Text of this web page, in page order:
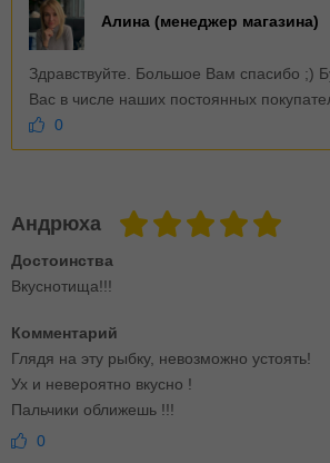
Алина (менеджер магазина)
Здравствуйте. Большое Вам спасибо ;)
Вас в числе наших постоянных
0
Андрюха
Достоинства
Вкуснотища!!!
Комментарий
Глядя на эту рыбку, невозможно устоять!
Ух и невероятно вкусно !
Пальчики оближешь !!!
0